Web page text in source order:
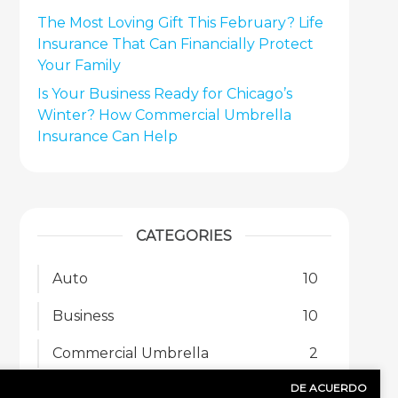
The Most Loving Gift This February? Life
Insurance That Can Financially Protect
Your Family
Is Your Business Ready for Chicago’s
Winter? How Commercial Umbrella
Insurance Can Help
CATEGORIES
Auto 10
Business 10
Commercial Umbrella 2
16
DE ACUERDO